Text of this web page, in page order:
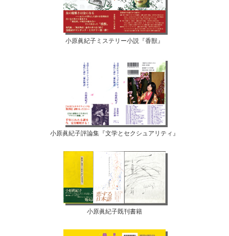
小原眞紀子ミステリー小説『香獣』
小原眞紀子評論集『文学とセクシュアリティ』
小原眞紀子既刊書籍